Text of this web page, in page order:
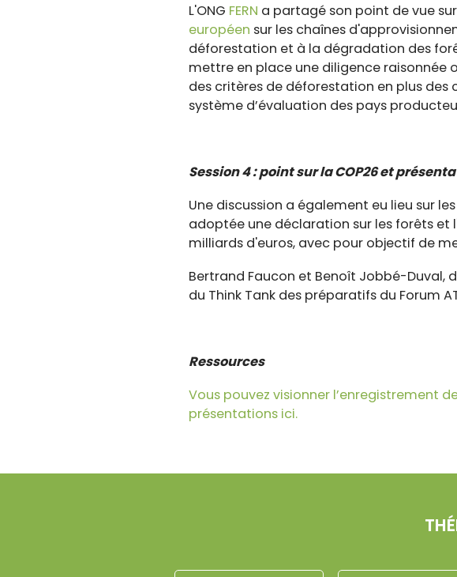
L'ONG FERN a partagé son point de vue
européen sur les chaînes
déforestation et à la dégradation des
mettre en place une diligence raisonnée
des critères de déforestation en plus
système d’évaluation des pays
Session 4 : point sur la COP26 et
Une discussion a également eu lieu sur
adoptée une déclaration sur les forêts et
milliards d'euros, avec pour objectif de
Bertrand Faucon et Benoît Jobbé-Duval,
du Think Tank des préparatifs du Forum
Ressources
Vous pouvez visionner l’enregistrement
présentations ici.